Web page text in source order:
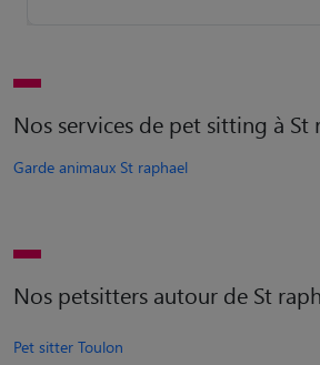
Nos services de pet sitting à St
Garde animaux St raphael
Nos petsitters autour de St
Pet sitter Toulon